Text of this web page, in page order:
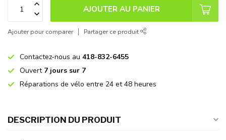
AJOUTER AU PANIER
Ajouter pour comparer Partager ce produit
Contactez-nous au 418-832-6455
Ouvert 7 jours sur 7
Réparations de vélo entre 24 et 48 heures
DESCRIPTION DU PRODUIT